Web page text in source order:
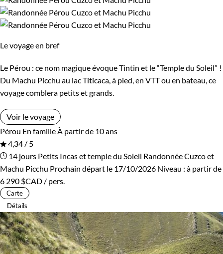
Le voyage en bref
Le Pérou : ce nom magique évoque Tintin et le “Temple du Soleil” !
Du Machu Picchu au lac Titicaca, à pied, en VTT ou en bateau, ce
voyage comblera petits et grands.
Voir le voyage
Pérou En famille À partir de 10 ans
4,34 / 5
14 jours Petits Incas et temple du Soleil Randonnée Cuzco et
Machu Picchu Prochain départ le 17/10/2026 Niveau : à partir de
6 290 $CAD / pers.
Carte
Détails